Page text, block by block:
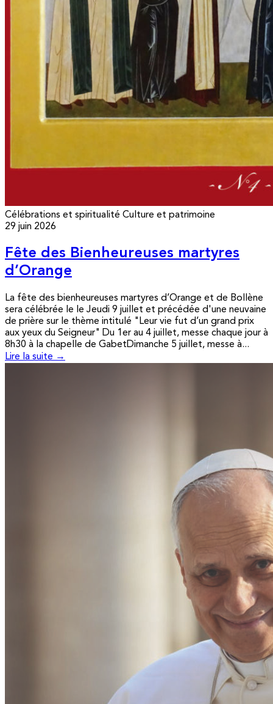
Célébrations et spiritualité Culture et patrimoine
29 juin 2026
Fête des Bienheureuses martyres
d’Orange
La fête des bienheureuses martyres d’Orange et de Bollène
sera célébrée le le Jeudi 9 juillet et précédée d'une neuvaine
de prière sur le thème intitulé "Leur vie fut d’un grand prix
aux yeux du Seigneur" Du 1er au 4 juillet, messe chaque jour à
8h30 à la chapelle de GabetDimanche 5 juillet, messe à...
Lire la suite →